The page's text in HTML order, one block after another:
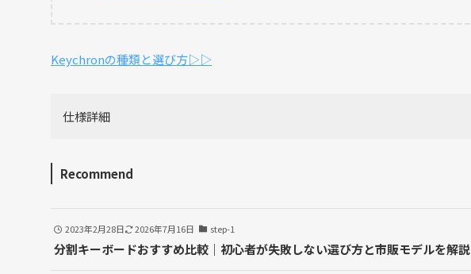
Keychronの種類と選び方▷▷
仕様詳細
Recommend
2023年2月28日 2026年7月16日 step-1
分割キーボードおすすめ比較｜初心者が失敗しない選び方と市販モデルを解説